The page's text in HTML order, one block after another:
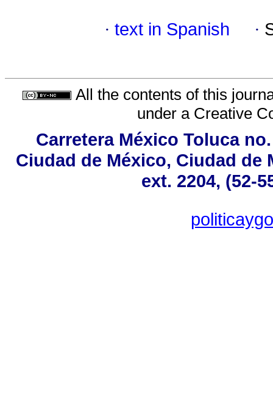
· text in Spanish ·
All the contents of this
under a Creative
Carretera México Toluca
Ciudad de México, Ciudad de
ext. 2204, (52-